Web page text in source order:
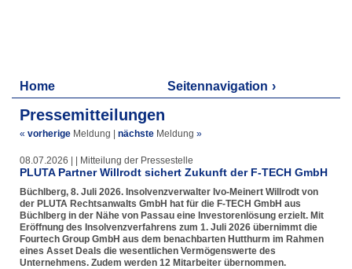
Home Seitennavigation
Pressemitteilungen
« vorherige Meldung nächste Meldung »
08.07.2026 | | Mitteilung der Pressestelle
PLUTA Partner Willrodt sichert Zukunft der F-TECH GmbH
Büchlberg, 8. Juli 2026. Insolvenzverwalter Ivo-Meinert Willrodt von
der PLUTA Rechtsanwalts GmbH hat für die F-TECH GmbH aus
Büchlberg in der Nähe von Passau eine Investorenlösung erzielt. Mit
Eröffnung des Insolvenzverfahrens zum 1. Juli 2026 übernimmt die
Fourtech Group GmbH aus dem benachbarten Hutthurm im Rahmen
eines Asset Deals die wesentlichen Vermögenswerte des
Unternehmens. Zudem werden 12 Mitarbeiter übernommen.